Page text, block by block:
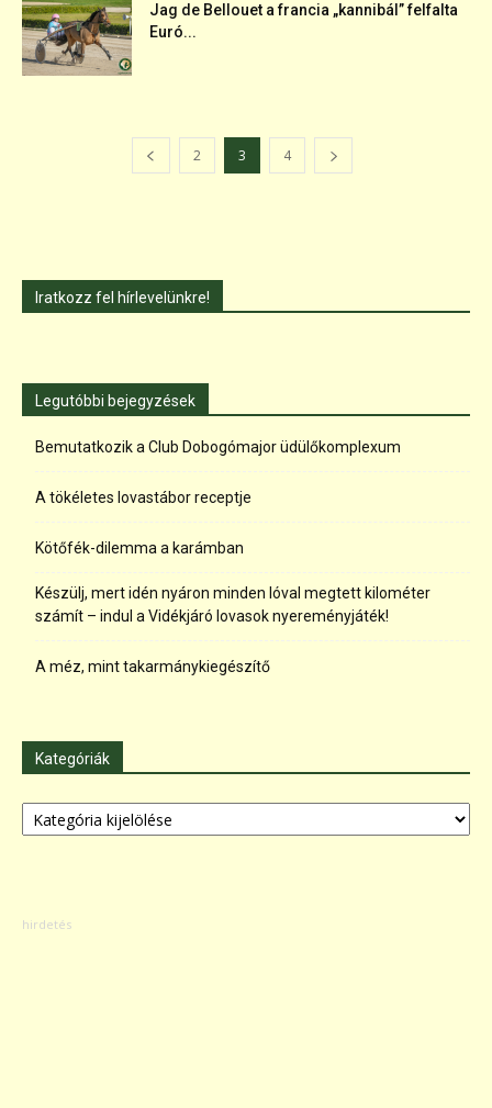
Jag de Bellouet a francia „kannibál” felfalta
Euró...
2 3 4
Iratkozz fel hírlevelünkre!
Legutóbbi bejegyzések
Bemutatkozik a Club Dobogómajor üdülőkomplexum
A tökéletes lovastábor receptje
Kötőfék-dilemma a karámban
Készülj, mert idén nyáron minden lóval megtett kilométer
számít – indul a Vidékjáró lovasok nyereményjáték!
A méz, mint takarmánykiegészítő
Kategóriák
Kategóriák